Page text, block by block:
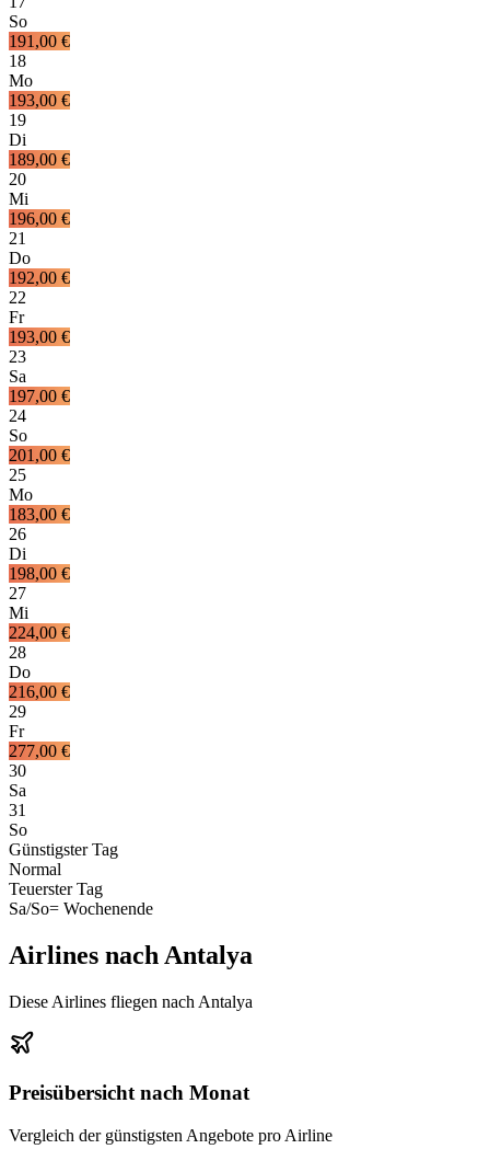
So
191,00 €
18
Mo
193,00 €
19
Di
189,00 €
20
Mi
196,00 €
21
Do
192,00 €
22
Fr
193,00 €
23
Sa
197,00 €
24
So
201,00 €
25
Mo
183,00 €
26
Di
198,00 €
27
Mi
224,00 €
28
Do
216,00 €
29
Fr
277,00 €
30
Sa
31
So
Günstigster Tag
Normal
Teuerster Tag
Sa/So= Wochenende
Airlines nach Antalya
Diese Airlines fliegen nach Antalya
Preisübersicht nach Monat
Vergleich der günstigsten Angebote pro Airline